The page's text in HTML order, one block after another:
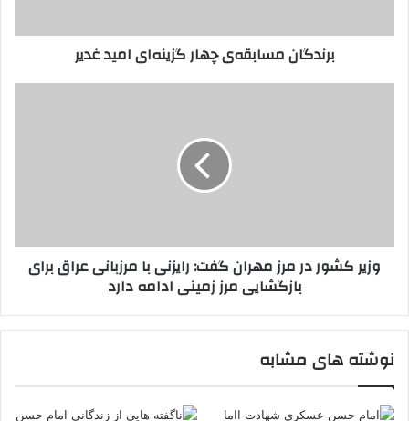
برندگان مسابقه‌ی چهار گزینه‌ای امید غدیر
مرزبانی
عراق
ادامه
وزیر کشور در مرز مهران گفت: رایزنی با مرزبانی عراق برای
بازگشایی مرز زمینی ادامه دارد
نوشته های مشابه